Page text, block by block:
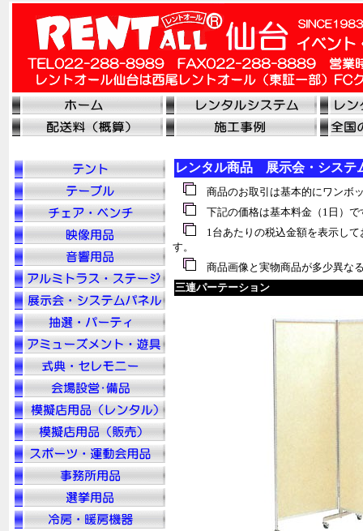
レンタル商品 展示会・システ
商品のお取引は基本的にワンボ
下記の価格は基本料金（1日）で
1台あたりの税込金額を表示して
す。
商品画像と実物商品が多少異な
三連パーテーション